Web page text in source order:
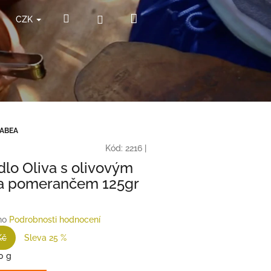
CZK Hledat PřihlášeníNákupní
košík
Kód: 2216
Oliva s olivovým
pomerančem 125gr
Podrobnosti hodnocení
Sleva 25 %
g